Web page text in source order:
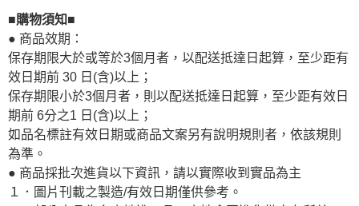
■購物須知■
● 商品效期：
保存期限大於或等於3個月者，以配送抵達日起算，至少距有
效日期前 30 日(含)以上；
保存期限小於3個月者，則以配送抵達日起算，至少距有效日
期前 6分之1 日(含)以上；
如品名標註有效日期或商品文案另有說明規則者，依該規則
為準。
● 商品採批次進貨以下資訊，請以實際收到實品為主
１．圖片刊載之製造/有效日期僅供參考。